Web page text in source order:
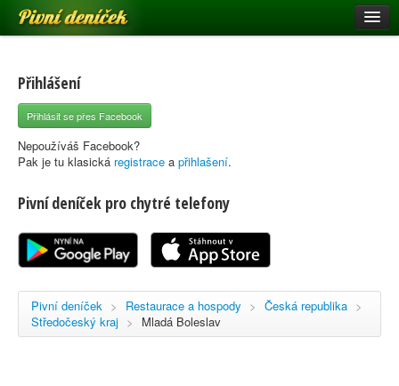
Pivní deníček
Pivní mapa
Pivní značky
Nápověda
Registrace
Přihlášení
Přihlásit se přes Facebook
Nepoužíváš Facebook?
Pak je tu klasická registrace a přihlašení.
Pivní deníček pro chytré telefony
Pivní deníček > Restaurace a hospody > Česká republika >
Středočeský kraj > Mladá Boleslav